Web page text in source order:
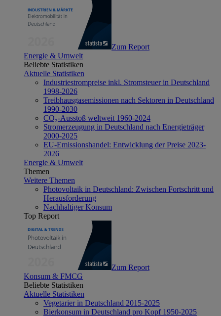
Zum Report
Energie & Umwelt
Beliebte Statistiken
Aktuelle Statistiken
Industriestrompreise inkl. Stromsteuer in Deutschland
1998-2026
Treibhausgasemissionen nach Sektoren in Deutschland
1990-2030
CO₂-Ausstoß weltweit 1960-2024
Stromerzeugung in Deutschland nach Energieträger
2000-2025
EU-Emissionshandel: Entwicklung der Preise 2023-
2026
Energie & Umwelt
Themen
Weitere Themen
Photovoltaik in Deutschland: Zwischen Fortschritt und
Herausforderung
Nachhaltiger Konsum
Top Report
Zum Report
Konsum & FMCG
Beliebte Statistiken
Aktuelle Statistiken
Vegetarier in Deutschland 2015-2025
Bierkonsum in Deutschland pro Kopf 1950-2025